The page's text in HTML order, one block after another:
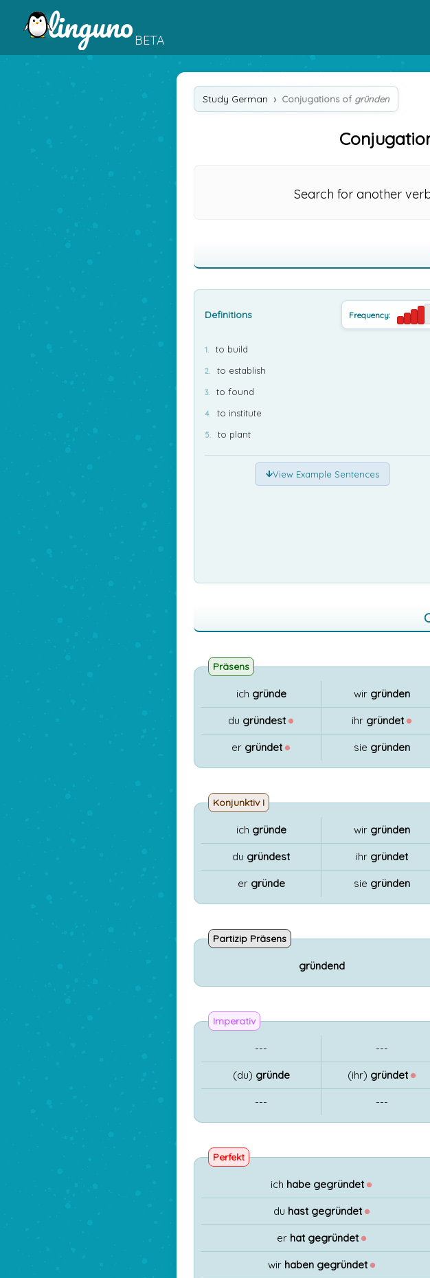
BETA
Study German Conjugations of gründen
Search for another
Definitions Frequency:
to build
to establish
to found
to institute
to plant
View Example Sentences
Präsens
ich gründe
du gründest ●
er gründet ●
wir gründen
ihr gründet ●
sie gründen
Konjunktiv I
ich gründe
du gründest
er gründe
wir gründen
ihr gründet
sie gründen
Partizip Präsens
gründend
Imperativ
---
(du) gründe
---
---
(ihr) gründet ●
---
Perfekt
ich habe gegründet ●
du hast gegründet ●
er hat gegründet ●
wir haben gegründet ●